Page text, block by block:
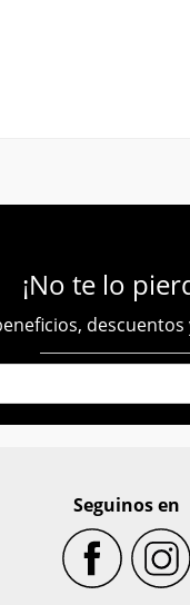
¡No te lo
Seguinos en